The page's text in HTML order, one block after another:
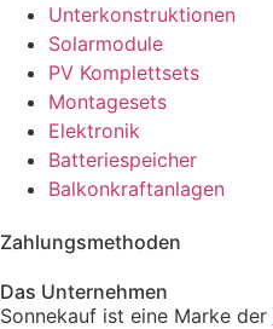
Unterkonstruktionen
Solarmodule
PV Komplettsets
Montagesets
Elektronik
Batteriespeicher
Balkonkraftanlagen
Zahlungsmethoden
Das Unternehmen
Sonnekauf ist eine Marke der